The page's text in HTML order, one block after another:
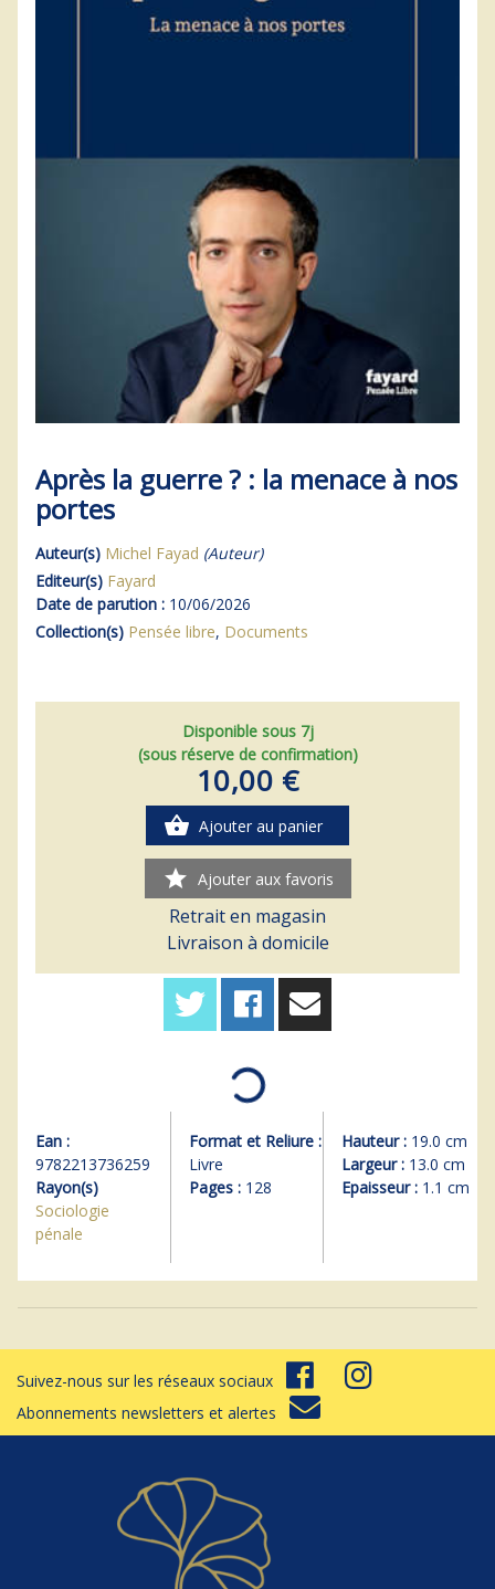
Après la guerre ? : la menace à nos
portes
Auteur(s) Michel Fayad (Auteur)
Editeur(s) Fayard
Date de parution : 10/06/2026
Collection(s) Pensée libre, Documents
Disponible sous 7j
(sous réserve de confirmation)
10,00 €
shopping_basket Ajouter au panier
star Ajouter aux favoris
Retrait en magasin
Livraison à domicile
Ean :
9782213736259
Rayon(s)
Sociologie
pénale
Format et Reliure :
Livre
Pages :128
Hauteur : 19.0 cm
Largeur : 13.0 cm
Epaisseur : 1.1 cm
Suivez-nous sur les réseaux sociaux
Abonnements newsletters et alertes